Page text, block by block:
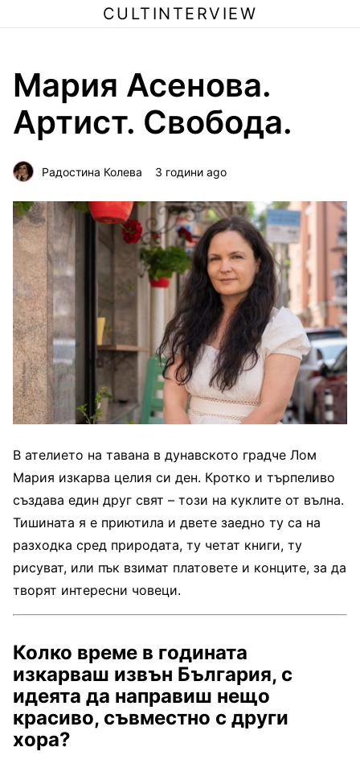
CULTINTERVIEW
Мария Асенова.
Артист. Свобода.
Радостина Колева 3 години ago
В ателието на тавана в дунавското градче Лом
Мария изкарва целия си ден. Кротко и търпеливо
създава един друг свят – този на куклите от вълна.
Тишината я е приютила и двете заедно ту са на
разходка сред природата, ту четат книги, ту
рисуват, или пък взимат платовете и конците, за да
творят интересни човеци.
Колко време в годината
изкарваш извън България, с
идеята да направиш нещо
красиво, съвместно с други
хора?